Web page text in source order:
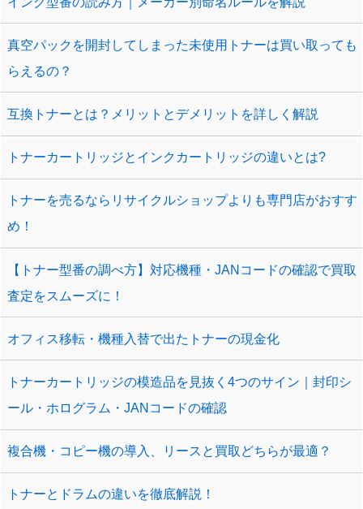
真空パックを開封してしまった未使用トナーは買い取っても
らえるの？
互換トナーとは？メリットとデメリットを詳しく解説
トナーカートリッジとインクカートリッジの違いとは?
トナーを売るならリサイクルショップよりも専門店がおすす
め！
【トナー型番の調べ方】対応機種・JANコードの確認で買取
査定をスムーズに！
オフィス移転・機種入替で出たトナーの現金化
トナーカートリッジの模造品を見抜く4つのサイン｜封印シ
ール・ホログラム・JANコードの確認
複合機・コピー機の導入、リースと買取どちらが最適？
トナーとドラムの違いを徹底解説！